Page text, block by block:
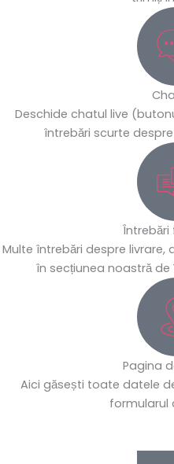
Deschide chatul live
întrebări scurte
Întrebări
Multe întrebări despre livrare,
în secțiunea noastră
Pagina
Aici găsești toate datele
formularul